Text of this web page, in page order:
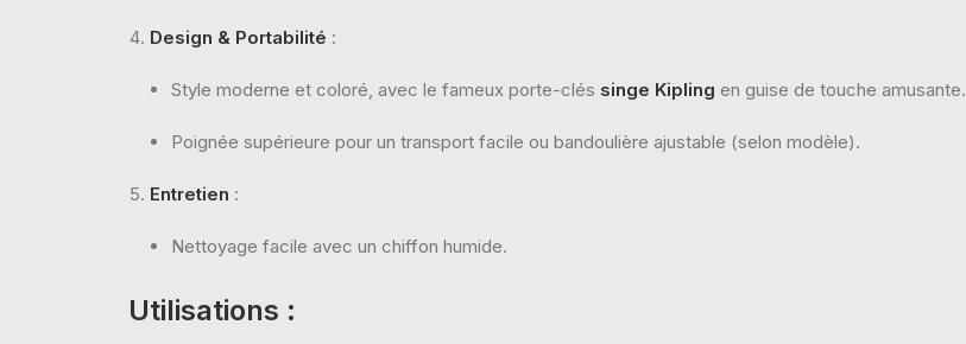
Design & Portabilité :
Style moderne et coloré, avec le fameux porte-clés singe Kipling en guise de touche amusante.
Poignée supérieure pour un transport facile ou bandoulière ajustable (selon modèle).
Entretien :
Nettoyage facile avec un chiffon humide.
Utilisations :